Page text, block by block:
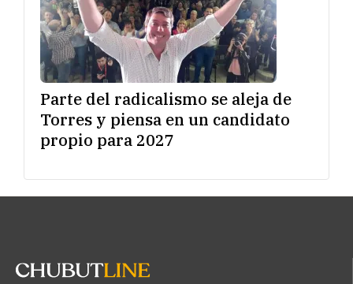
Parte del radicalismo se aleja de
Torres y piensa en un candidato
propio para 2027